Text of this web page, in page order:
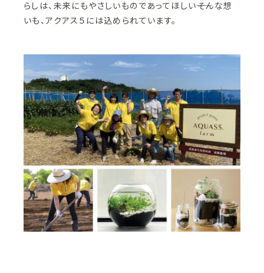
らしは、未来にもやさしいものであってほしい――そんな想
いも、アクアス５には込められています。